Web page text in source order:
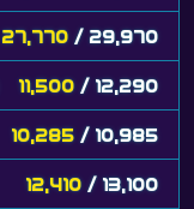
27,770 / 29,970
11,500 / 12,290
10,285 / 10,985
12,410 / 13,100